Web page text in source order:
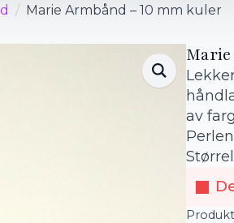
Marie Armbånd – 10 mm kuler
av